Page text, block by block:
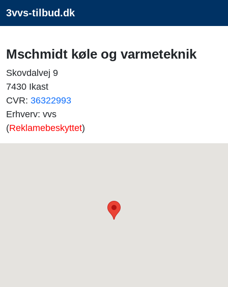
3vvs-tilbud.dk
Mschmidt køle og varmeteknik
Skovdalvej 9
7430 Ikast
CVR: 36322993
Erhverv: vvs
(Reklamebeskyttet)